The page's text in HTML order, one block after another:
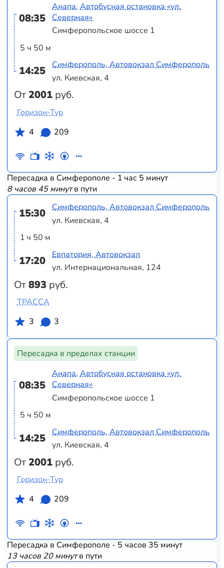
08:35
5 ч 50 м
14:25
От2001 руб.
Анапа, Автобусная остановка «ул.
Северная»
Симферопольское шоссе 1
Симферополь, Автовокзал Симферополь
ул. Киевская, 4
Горизон-Тур
4
209
Пересадка в Симферополе - 1 час 5 минут
8 часов 45 минутв пути
15:30
1 ч 50 м
17:20
От893 руб.
Симферополь, Автовокзал Симферополь
ул. Киевская, 4
Евпатория, Автовокзал
ул. Интернациональная, 124
ТРАССА
3
3
Пересадка в пределах станции
08:35
5 ч 50 м
14:25
От2001 руб.
Анапа, Автобусная остановка «ул.
Северная»
Симферопольское шоссе 1
Симферополь, Автовокзал Симферополь
ул. Киевская, 4
Горизон-Тур
4
209
Пересадка в Симферополе - 5 часов 35 минут
13 часов 20 минутв пути